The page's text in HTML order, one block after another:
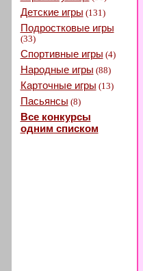
Детские игры (131)
Подростковые игры
(33)
Спортивные игры (4)
Народные игры (88)
Карточные игры (13)
Пасьянсы (8)
Все конкурсы
одним списком